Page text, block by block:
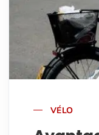
VÉLO